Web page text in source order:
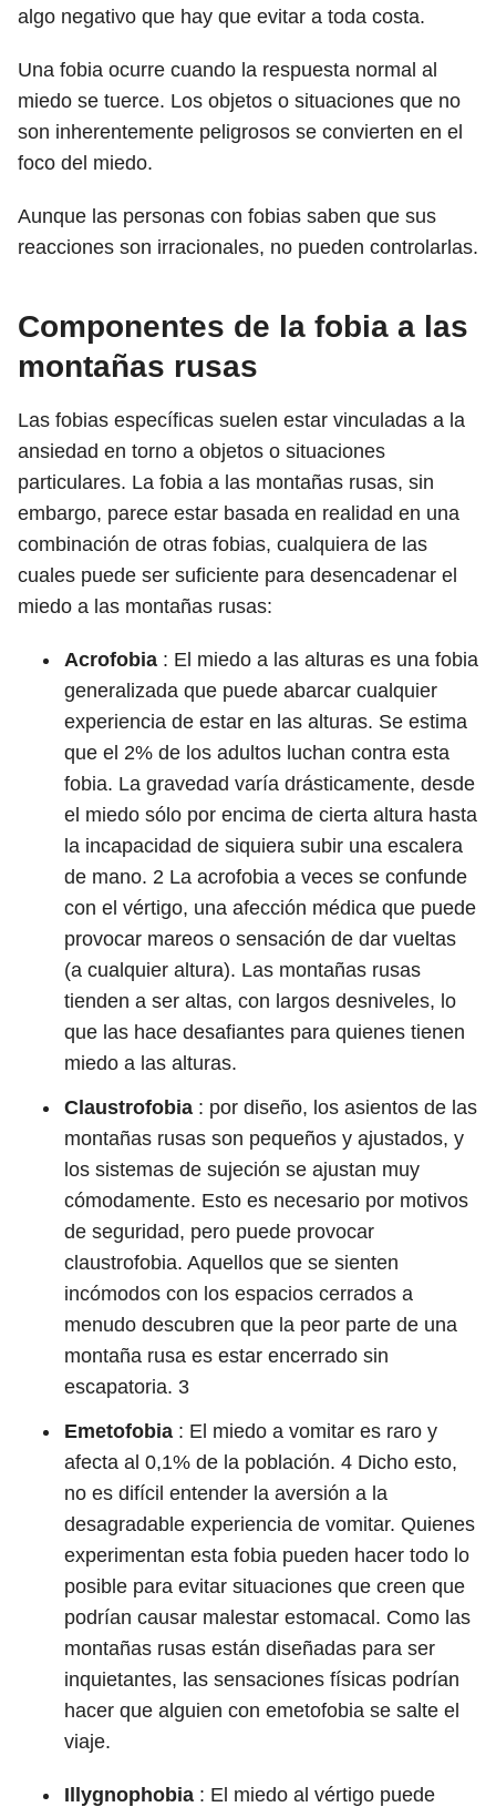
algo negativo que hay que evitar a toda costa.
Una fobia ocurre cuando la respuesta normal al
miedo se tuerce. Los objetos o situaciones que no
son inherentemente peligrosos se convierten en el
foco del miedo.
Aunque las personas con fobias saben que sus
reacciones son irracionales, no pueden controlarlas.
Componentes de la fobia a las
montañas rusas
Las fobias específicas suelen estar vinculadas a la
ansiedad en torno a objetos o situaciones
particulares. La fobia a las montañas rusas, sin
embargo, parece estar basada en realidad en una
combinación de otras fobias, cualquiera de las
cuales puede ser suficiente para desencadenar el
miedo a las montañas rusas:
Acrofobia : El miedo a las alturas es una fobia
generalizada que puede abarcar cualquier
experiencia de estar en las alturas. Se estima
que el 2% de los adultos luchan contra esta
fobia. La gravedad varía drásticamente, desde
el miedo sólo por encima de cierta altura hasta
la incapacidad de siquiera subir una escalera
de mano. 2 La acrofobia a veces se confunde
con el vértigo, una afección médica que puede
provocar mareos o sensación de dar vueltas
(a cualquier altura). Las montañas rusas
tienden a ser altas, con largos desniveles, lo
que las hace desafiantes para quienes tienen
miedo a las alturas.
Claustrofobia : por diseño, los asientos de las
montañas rusas son pequeños y ajustados, y
los sistemas de sujeción se ajustan muy
cómodamente. Esto es necesario por motivos
de seguridad, pero puede provocar
claustrofobia. Aquellos que se sienten
incómodos con los espacios cerrados a
menudo descubren que la peor parte de una
montaña rusa es estar encerrado sin
escapatoria. 3
Emetofobia : El miedo a vomitar es raro y
afecta al 0,1% de la población. 4 Dicho esto,
no es difícil entender la aversión a la
desagradable experiencia de vomitar. Quienes
experimentan esta fobia pueden hacer todo lo
posible para evitar situaciones que creen que
podrían causar malestar estomacal. Como las
montañas rusas están diseñadas para ser
inquietantes, las sensaciones físicas podrían
hacer que alguien con emetofobia se salte el
viaje.
Illygnophobia : El miedo al vértigo puede